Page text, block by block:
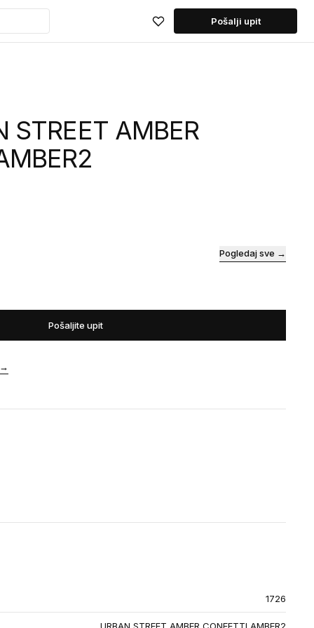
Pošalji upit
STREET AMBER
Pogledaj sve →
Pošaljite upit
1726